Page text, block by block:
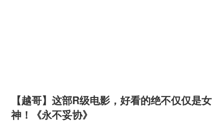
【越哥】这部R级电影，好看的绝不仅仅是女
神！《永不妥协》